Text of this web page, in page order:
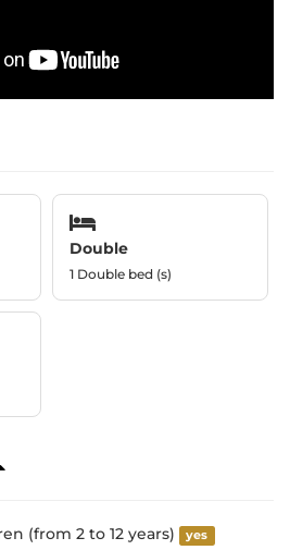
Double
1 Double bed (s)
(from 2 to 12 years) yes